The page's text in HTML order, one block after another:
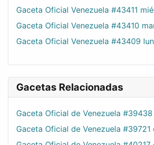
Gaceta Oficial Venezuela #43411
Gaceta Oficial Venezuela #43410
Gaceta Oficial Venezuela #43409
Gacetas Relacionadas
Gaceta Oficial de Venezuela
Gaceta Oficial de Venezuela